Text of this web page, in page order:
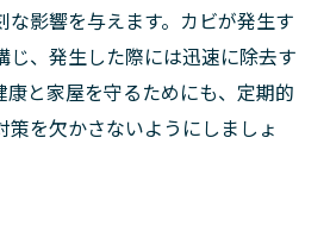
な影響を与えます。カビが発生す
じ、発生した際には迅速に除去す
康と家屋を守るためにも、定期的
策を欠かさないようにしましょ